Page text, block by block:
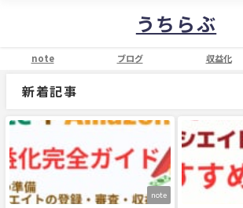
うちらぶ
note ブログ 収益化
新着記事
note